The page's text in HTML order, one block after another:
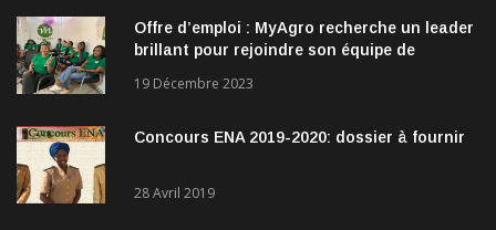
Offre d’emploi : MyAgro recherche un leader
brillant pour rejoindre son équipe de
19 Décembre 2023
Concours ENA 2019-2020: dossier à fournir
28 Avril 2019